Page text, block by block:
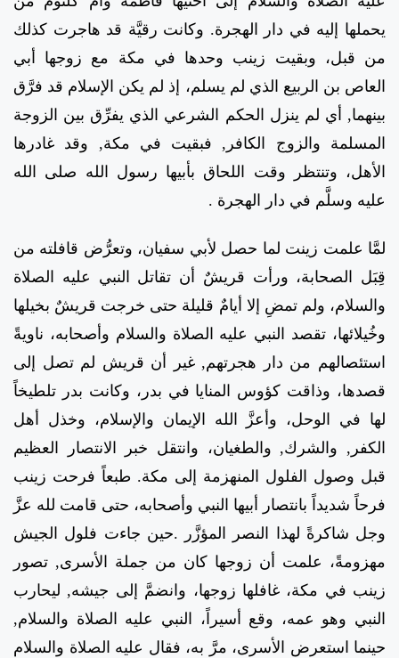
يحملها إليه في دار الهجرة. وكانت رقيَّة قد هاجرت كذلك
من قبل، وبقيت زينب وحدها في مكة مع زوجها أبي
العاص بن الربيع الذي لم يسلم، إذ لم يكن الإسلام قد فرَّق
بينهما, أي لم ينزل الحكم الشرعي الذي يفرِّق بين الزوجة
المسلمة والزوج الكافر, فبقيت في مكة, وقد غادرها
الأهل، وتنتظر وقت اللحاق بأبيها رسول الله صلى الله
عليه وسلَّم في دار الهجرة .
لمَّا علمت زينت لما حصل لأبي سفيان، وتعرُّض قافلته من
قِبَل الصحابة، ورأت قريشٌ أن تقاتل النبي عليه الصلاة
والسلام، ولم تمضِ إلا أيامٌ قليلة حتى خرجت قريشٌ بخيلها
وخُيلائها، تقصد النبي عليه الصلاة والسلام وأصحابه، ناويةً
استئصالهم من دار هجرتهم, غير أن قريش لم تصل إلى
قصدها، وذاقت كؤوس المنايا في بدر، وكانت بدر تلطيخاً
لها في الوحل، وأعزَّ الله الإيمان والإسلام، وخذل أهل
الكفر, والشرك, والطغيان، وانتقل خبر الانتصار العظيم
قبل وصول الفلول المنهزمة إلى مكة. طبعاً فرحت زينب
فرحاً شديداً بانتصار أبيها النبي وأصحابه، حتى قامت لله عزَّ
وجل شاكرةً لهذا النصر المؤزَّر .حين جاءت فلول الجيش
مهزومةً، علمت أن زوجها كان من جملة الأسرى, تصور
زينب في مكة، غافلها زوجها، وانضمَّ إلى جيشه, ليحارب
النبي وهو عمه، وقع أسيراً، النبي عليه الصلاة والسلام,
حينما استعرض الأسرى، مرَّ به، فقال عليه الصلاة والسلام